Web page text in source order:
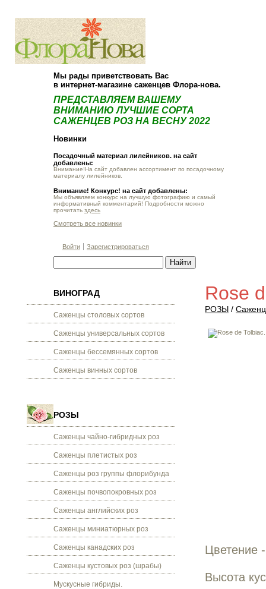
Мы рады приветствовать Вас
в интернет-магазине саженцев Флора-нова.
ПРЕДСТАВЛЯЕМ ВАШЕМУ
ВНИМАНИЮ ЛУЧШИЕ СОРТА
САЖЕНЦЕВ РОЗ НА ВЕСНУ 2022
Новинки
Посадочный материал лилейников. на сайт
добавлены:
Внимание!На сайт добавлен ассортимент по посадочному
материалу лилейников.
Внимание! Конкурс! на сайт добавлены:
Мы объявляем конкурс на лучшую фотографию и самый
информативный комментарий! Подробности можно
прочитать здесь
Смотреть все новинки
Войти Зарегистрироваться
ВИНОГРАД
Саженцы столовых сортов
Саженцы универсальных сортов
Саженцы бессемянных сортов
Саженцы винных сортов
РОЗЫ
Саженцы чайно-гибридных роз
Саженцы плетистых роз
Саженцы роз группы флорибунда
Саженцы почвопокровных роз
Саженцы английских роз
Саженцы миниатюрных роз
Саженцы канадских роз
Саженцы кустовых роз (шрабы)
Мускусные гибриды.
Rose
РОЗЫ /
Цветение
Высота